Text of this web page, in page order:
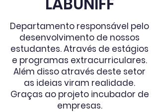
Departamento responsável pelo
desenvolvimento de nossos
estudantes. Através de estágios
e programas extracurriculares.
Além disso através deste setor
as ideias viram realidade.
Graças ao projeto incubador de
empresas.